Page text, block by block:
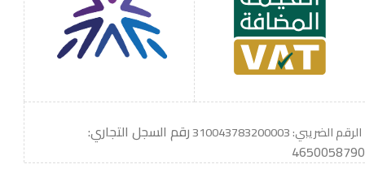
الرقم الضريبي: 310043783200003
رقم السجل التجاري:
4650058790